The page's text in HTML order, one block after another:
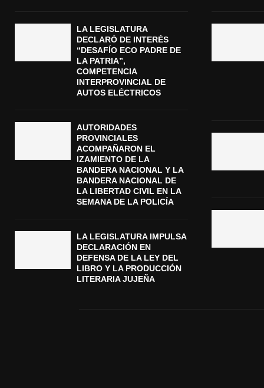
LA LEGISLATURA
DECLARÓ DE INTERÉS
“DESAFÍO ECO PADRE DE
LA PATRIA”,
COMPETENCIA
INTERPROVINCIAL DE
AUTOS ELÉCTRICOS
AUTORIDADES
PROVINCIALES
ACOMPAÑARON EL
IZAMIENTO DE LA
BANDERA NACIONAL Y LA
BANDERA NACIONAL DE
LA LIBERTAD CIVIL EN LA
SEMANA DE LA POLICÍA
LA LEGISLATURA IMPULSA
DECLARACIÓN EN
DEFENSA DE LA LEY DEL
LIBRO Y LA PRODUCCIÓN
LITERARIA JUJEÑA